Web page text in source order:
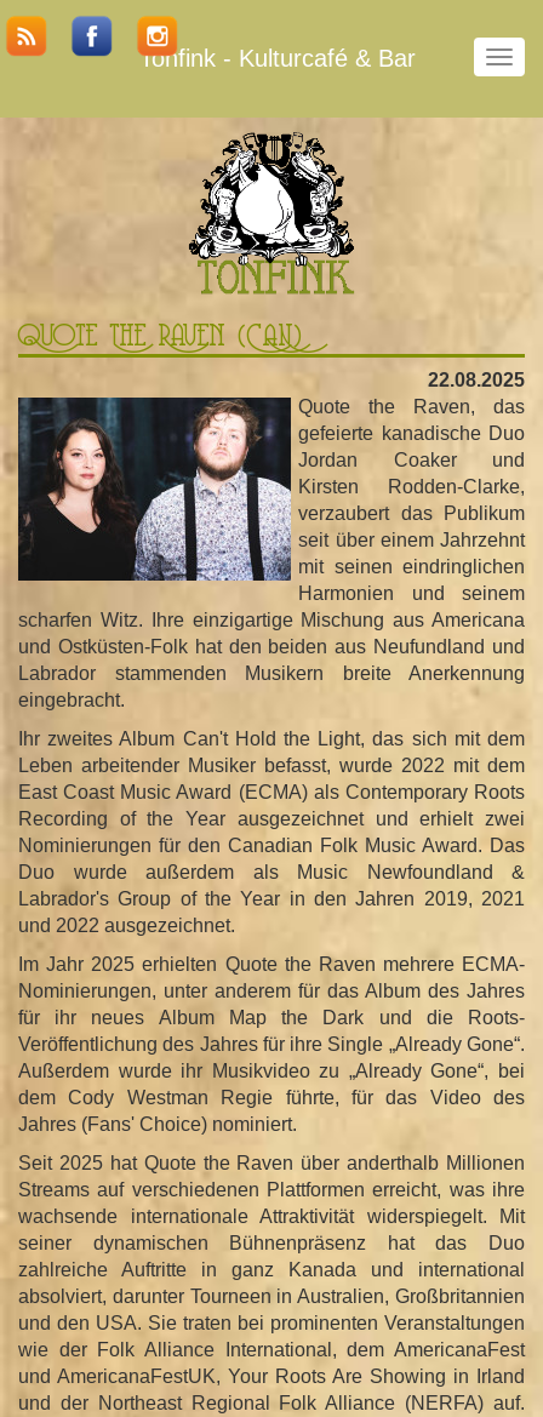
N
v
m
s
c
h
a
l
t
e
n
Tonfink - Kulturcafé & Bar
Quote The Raven (CAN)
22.08.2025
Quote the Raven, das
gefeierte kanadische Duo
Jordan Coaker und
Kirsten Rodden-Clarke,
verzaubert das Publikum
seit über einem Jahrzehnt
mit seinen eindringlichen
Harmonien und seinem
scharfen Witz. Ihre einzigartige Mischung aus Americana
und Ostküsten-Folk hat den beiden aus Neufundland und
Labrador stammenden Musikern breite Anerkennung
eingebracht.
Ihr zweites Album Can't Hold the Light, das sich mit dem
Leben arbeitender Musiker befasst, wurde 2022 mit dem
East Coast Music Award (ECMA) als Contemporary Roots
Recording of the Year ausgezeichnet und erhielt zwei
Nominierungen für den Canadian Folk Music Award. Das
Duo wurde außerdem als Music Newfoundland &
Labrador's Group of the Year in den Jahren 2019, 2021
und 2022 ausgezeichnet.
Im Jahr 2025 erhielten Quote the Raven mehrere ECMA-
Nominierungen, unter anderem für das Album des Jahres
für ihr neues Album Map the Dark und die Roots-
Veröffentlichung des Jahres für ihre Single „Already Gone“.
Außerdem wurde ihr Musikvideo zu „Already Gone“, bei
dem Cody Westman Regie führte, für das Video des
Jahres (Fans' Choice) nominiert.
Seit 2025 hat Quote the Raven über anderthalb Millionen
Streams auf verschiedenen Plattformen erreicht, was ihre
wachsende internationale Attraktivität widerspiegelt. Mit
seiner dynamischen Bühnenpräsenz hat das Duo
zahlreiche Auftritte in ganz Kanada und international
absolviert, darunter Tourneen in Australien, Großbritannien
und den USA. Sie traten bei prominenten Veranstaltungen
wie der Folk Alliance International, dem AmericanaFest
und AmericanaFestUK, Your Roots Are Showing in Irland
und der Northeast Regional Folk Alliance (NERFA) auf.